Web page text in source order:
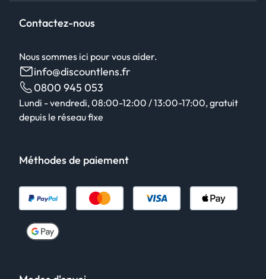
Contactez-nous
Nous sommes ici pour vous aider.
info@discountlens.fr
0800 945 053
Lundi - vendredi, 08:00-12:00 / 13:00-17:00, gratuit
depuis le réseau fixe
Méthodes de paiement